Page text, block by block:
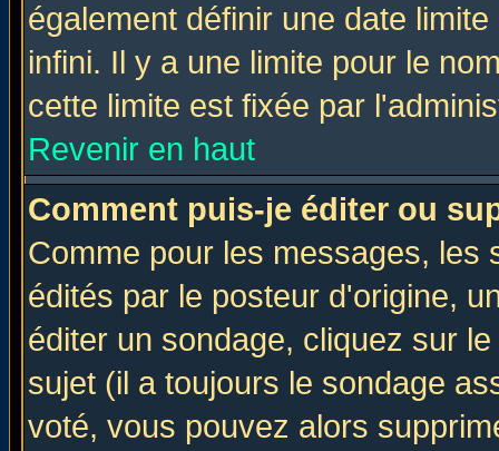
également définir une date
infini. Il y a une limite pour le
cette limite est fixée par
Revenir en haut
Comment puis-je éditer ou
Comme pour les messages, les
édités par le posteur d'origine,
éditer un sondage, cliquez sur
sujet (il a toujours le sondage
voté, vous pouvez alors